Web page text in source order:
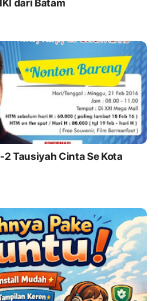
dari Batam
2 Tausiyah Cinta Se Kota